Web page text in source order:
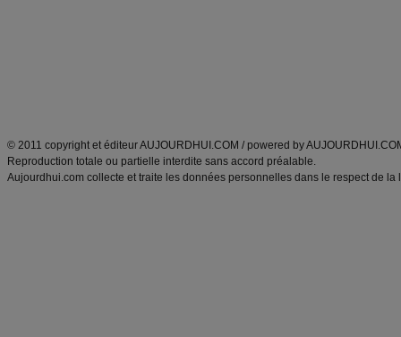
© 2011 copyright et éditeur AUJOURDHUI.COM / powered by
Reproduction totale ou partielle interdite sans accord préalable.
Aujourdhui.com collecte et traite les données personnelles dans le respect de